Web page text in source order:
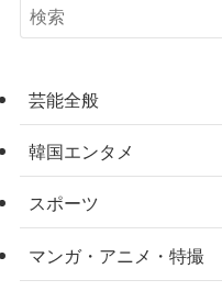
芸能全般
韓国エンタメ
スポーツ
マンガ・アニメ・特撮